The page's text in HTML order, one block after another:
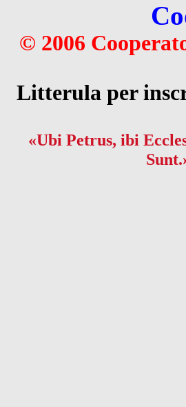
© 2006
Litterula per
«Ubi Petrus, ibi